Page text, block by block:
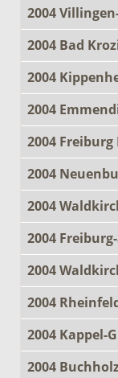
2004
2004 Bad
2004
2004
2004
2004
2004
2004
2004
2004
2004 Kappel-
2004